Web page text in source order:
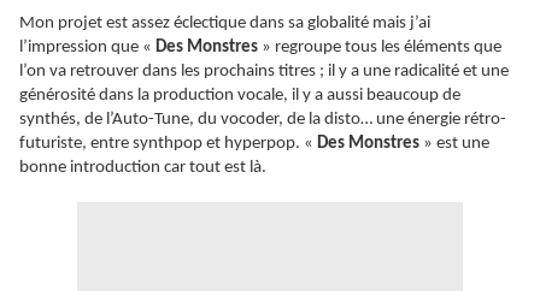
Mon projet est assez éclectique dans sa globalité mais j’ai
l’impression que « Des Monstres » regroupe tous les éléments que
l’on va retrouver dans les prochains titres ; il y a une radicalité et une
générosité dans la production vocale, il y a aussi beaucoup de
synthés, de l’Auto-Tune, du vocoder, de la disto… une énergie rétro-
futuriste, entre synthpop et hyperpop. « Des Monstres » est une
bonne introduction car tout est là.